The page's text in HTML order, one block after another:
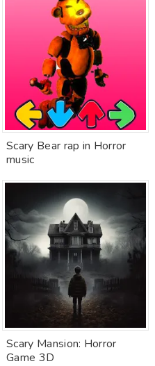
Scary Bear rap in Horror
music
Scary Mansion: Horror
Game 3D